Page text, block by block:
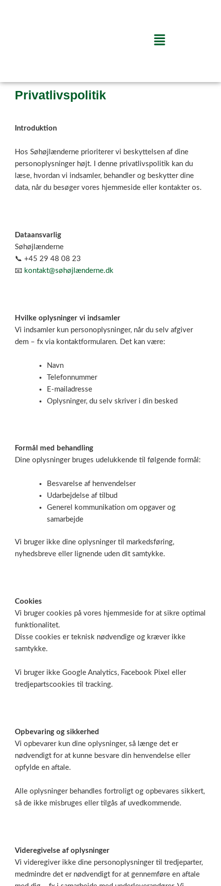
Menu
Privatlivspolitik
Introduktion
Hos Søhøjlænderne prioriterer vi beskyttelsen af dine
personoplysninger højt. I denne privatlivspolitik kan du
læse, hvordan vi indsamler, behandler og beskytter dine
data, når du besøger vores hjemmeside eller kontakter os.
Dataansvarlig
Søhøjlænderne
📞 +45 29 48 08 23
📧 kontakt@søhøjlænderne.dk
Hvilke oplysninger vi indsamler
Vi indsamler kun personoplysninger, når du selv afgiver
dem – fx via kontaktformularen. Det kan være:
Navn
Telefonnummer
E-mailadresse
Oplysninger, du selv skriver i din besked
Formål med behandling
Dine oplysninger bruges udelukkende til følgende formål:
Besvarelse af henvendelser
Udarbejdelse af tilbud
Generel kommunikation om opgaver og
samarbejde
Vi bruger ikke dine oplysninger til markedsføring,
nyhedsbreve eller lignende uden dit samtykke.
Cookies
Vi bruger cookies på vores hjemmeside for at sikre optimal
funktionalitet.
Disse cookies er teknisk nødvendige og kræver ikke
samtykke.
Vi bruger ikke Google Analytics, Facebook Pixel eller
tredjepartscookies til tracking.
Opbevaring og sikkerhed
Vi opbevarer kun dine oplysninger, så længe det er
nødvendigt for at kunne besvare din henvendelse eller
opfylde en aftale.
Alle oplysninger behandles fortroligt og opbevares sikkert,
så de ikke misbruges eller tilgås af uvedkommende.
Videregivelse af oplysninger
Vi videregiver ikke dine personoplysninger til tredjeparter,
medmindre det er nødvendigt for at gennemføre en aftale